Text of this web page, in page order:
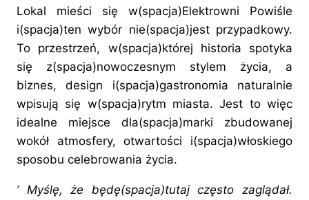
Lokal mieści się w(spacja)Elektrowni Powiśle
i(spacja)ten wybór nie(spacja)jest przypadkowy.
To przestrzeń, w(spacja)której historia spotyka
się z(spacja)nowoczesnym stylem życia, a
biznes, design i(spacja)gastronomia naturalnie
wpisują się w(spacja)rytm miasta. Jest to więc
idealne miejsce dla(spacja)marki zbudowanej
wokół atmosfery, otwartości i(spacja)włoskiego
sposobu celebrowania życia.
’ Myślę, że będę(spacja)tutajczęsto zaglądał.